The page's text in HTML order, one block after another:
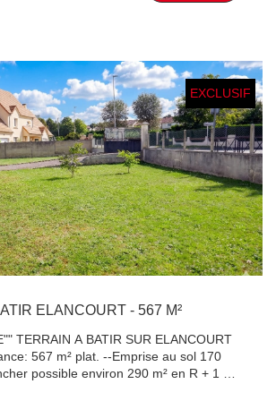
compris). Les informations sur les
ce bien est exposé sont disponibles sur
volumes,
et sa situation centrale, offrant un cadre
tout peut se faire à pied. Une
tarder. Contactez Patrick
? RSAC de Versailles n°410
UNE AFFAIRE Á VISITER ! (Copro. de 10
EXCLUSIF
ELANCOURT - 567 M²
TERRAIN A BATIR SUR ELANCOURT
possible environ 290 m² en R + 1 +